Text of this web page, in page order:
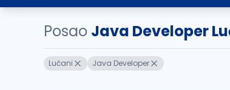
Posao Java Developer
Lučani Java Developer